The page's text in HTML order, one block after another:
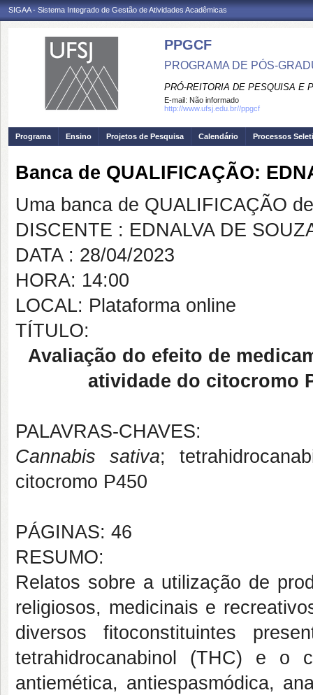
SIGAA - Sistema Integrado de Gestão de Atividades Acadêmicas
PPGCF
PROGRAMA DE PÓS-
PRÓ-REITORIA DE PESQUISA E
E-mail: Não informado
http://www.ufsj.edu.br//ppgcf
Programa Ensino Projetos de Pesquisa Calendário Processos
Banca de QUALIFICAÇÃO:
Uma banca de QUALIFICAÇÃO
DISCENTE : EDNALVA DE
DATA : 28/04/2023
HORA: 14:00
LOCAL: Plataforma online
TÍTULO:
Avaliação do efeito de
atividade do citocromo
PALAVRAS-CHAVES:
Cannabis sativa;
citocromo P450
PÁGINAS: 46
RESUMO:
Relatos sobre a utilização de
religiosos, medicinais e
diversos fitoconstituintes
tetrahidrocanabinol (THC) e o
antiemética, antiespasmódica,